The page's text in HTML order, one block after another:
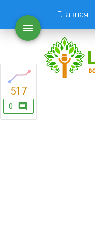
Главная
0
517